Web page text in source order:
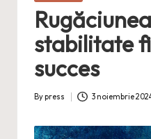
stabilitate
succes
Posted
Bypress 3 noiembrie